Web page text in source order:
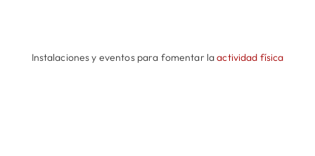
Instalaciones y eventos para fomentar laactividad física